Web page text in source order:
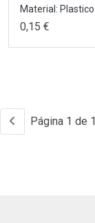
Material:
0,15 €
Página 1 de